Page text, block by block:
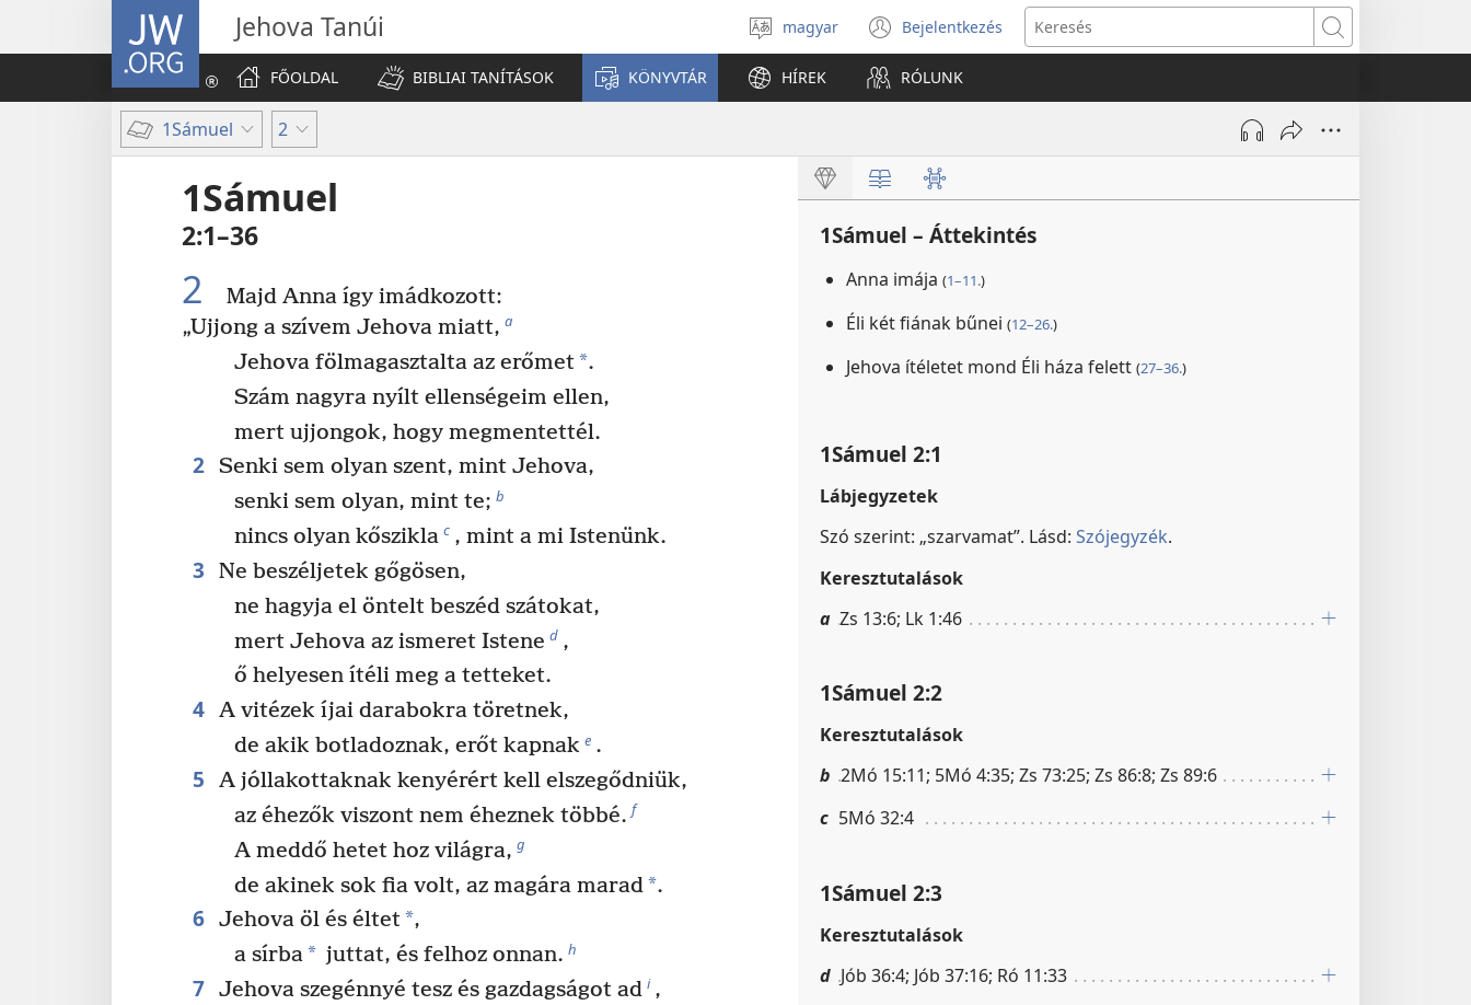
JW.ORG Jehova Tanúi
Válassz
nyelvet
magyar Bejelentkezés
(opens
new
window)
Keresés
FŐOLDAL
BIBLIAI TANÍTÁSOK KÖNYVTÁR HÍREK RÓLUNK
1Sámuel 2
1Sámuel
2:1–36
2
Majd Anna így imádkozott:
„Ujjong a szívem Jehova miatt, a
Jehova fölmagasztalta az erőmet*.
Szám nagyra nyílt ellenségeim ellen,
mert ujjongok, hogy megmentettél.
2 Senki sem olyan szent, mint Jehova,
senki sem olyan, mint te; b
nincs olyan kőszikla c , mint a mi Istenünk.
3
Ne beszéljetek gőgösen,
ne hagyja el öntelt beszéd szátokat,
mert Jehova az ismeret Istene d ,
ő helyesen ítéli meg a tetteket.
4 A vitézek íjai darabokra töretnek,
de akik botladoznak, erőt kapnak e .
5
A jóllakottaknak kenyérért kell elszegődniük,
az éhezők viszont nem éheznek többé. f
A meddő hetet hoz világra, g
de akinek sok fia volt, az magára marad*.
6 Jehova öl és éltet*,
a sírba* juttat, és felhoz onnan. h
7 Jehova szegénnyé tesz és gazdagságot ad i ,
1Sámuel – Áttekintés
Anna imája (1–11.)
Éli két fiának bűnei (12–26.)
Jehova ítéletet mond Éli háza felett (27–36.)
1Sámuel 2:1
Lábjegyzetek
Szó szerint: „szarvamat”. Lásd: Szójegyzék.
Keresztutalások
a Zs 13:6; Lk 1:46
1Sámuel 2:2
Keresztutalások
b 2Mó 15:11; 5Mó 4:35; Zs 73:25; Zs 86:8; Zs 89:6
c 5Mó 32:4
1Sámuel 2:3
Keresztutalások
d Jób 36:4; Jób 37:16; Ró 11:33